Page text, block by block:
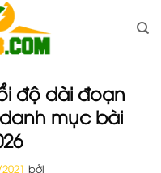
độ dài đoạn
mục bài
bởi